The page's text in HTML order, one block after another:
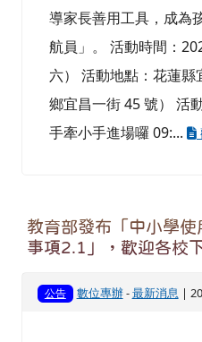
導家長善用工具，成為
航員」。 活動時間：
六） 活動地點：花蓮
鄉宜昌一街 45 號） 活
手牽小手進場囉 09:...
教育部發布「中小學
事項2.1」，歡迎各校
公告 數位專辦-最新消息 |